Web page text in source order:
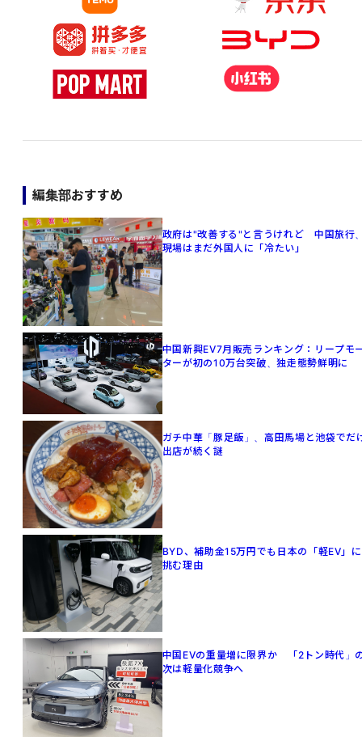
編集部おすすめ
政府は"改善する"と言うけれど 中国旅行
現場はまだ外国人に「冷たい」
中国新興EV7月販売ランキング：リープモ
ターが初の10万台突破、独走態勢鮮明に
ガチ中華「豚足飯」、高田馬場と池袋でだ
出店が続く謎
BYD、補助金15万円でも日本の「軽EV」に
挑む理由
中国EVの重量増に限界か 「2トン時代」
次は軽量化競争へ